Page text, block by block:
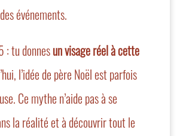
événements.
: tu donnesun visage réel à cette
l’idée de père Noël est parfois
. Ce mythe n’aide pas à se
la réalité et à découvrir tout le